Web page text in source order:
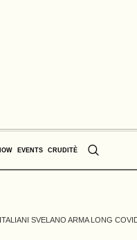
EVENTS CRUDITÈ
SVELANO ARMA LONG